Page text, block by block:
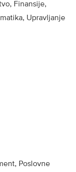
Finansije,
Upravljanje
Poslovne